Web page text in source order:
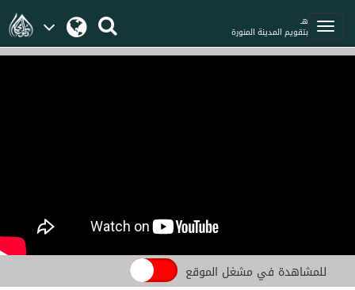
هـ
بتقويم المدينة المنورة
للمشاهدة في مشغل الموقع